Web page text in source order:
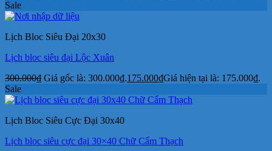
Sale
Lịch Bloc Siêu Đại 20x30
Lịch bloc siêu đại Lộc Xuân
300.000₫ Giá gốc là: 300.000₫.175.000₫Giá hiện tại là: 175.000₫.
Sale
Lịch Bloc Siêu Cực Đại 30x40
Lịch bloc siêu cực đại 30×40 Chữ Cẩm Thạch